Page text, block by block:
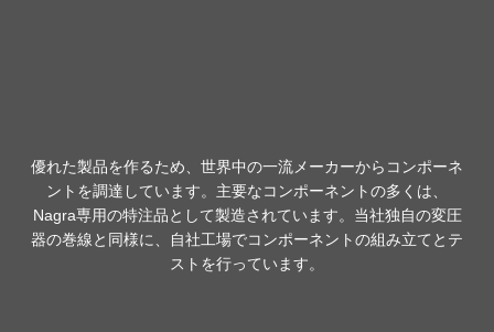
優れた製品を作るため、世界中の一流メーカーからコンポーネ
ントを調達しています。主要なコンポーネントの多くは、
Nagra専用の特注品として製造されています。当社独自の変圧
器の巻線と同様に、自社工場でコンポーネントの組み立てとテ
ストを行っています。